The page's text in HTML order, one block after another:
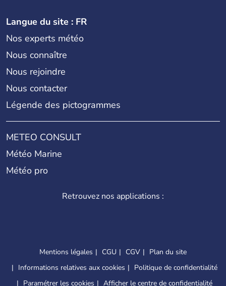
Langue du site : FR
Nos experts météo
Nous connaître
Nous rejoindre
Nous contacter
Légende des pictogrammes
METEO CONSULT
Météo Marine
Météo pro
Retrouvez nos applications :
Mentions légales CGU CGV
Plan du site
Informations relatives aux cookies
Politique de confidentialité
Paramétrer les cookies
Afficher le centre de confidentialité